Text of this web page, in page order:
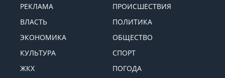
РЕКЛАМА
ПРОИСШЕСТВИЯ
ВЛАСТЬ
ПОЛИТИКА
ЭКОНОМИКА
ОБЩЕСТВО
КУЛЬТУРА
СПОРТ
ЖКХ
ПОГОДА